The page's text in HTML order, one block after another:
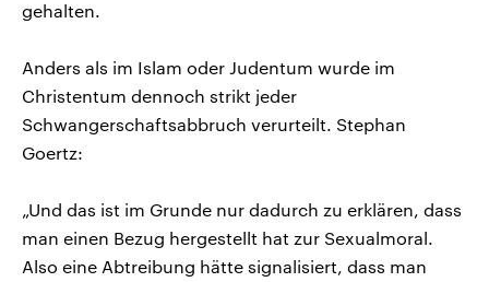
gehalten.
Anders als im Islam oder Judentum wurde im
Christentum dennoch strikt jeder
Schwangerschaftsabbruch verurteilt. Stephan
Goertz:
„Und das ist im Grunde nur dadurch zu erklären, dass
man einen Bezug hergestellt hat zur Sexualmoral.
Also eine Abtreibung hätte signalisiert, dass man